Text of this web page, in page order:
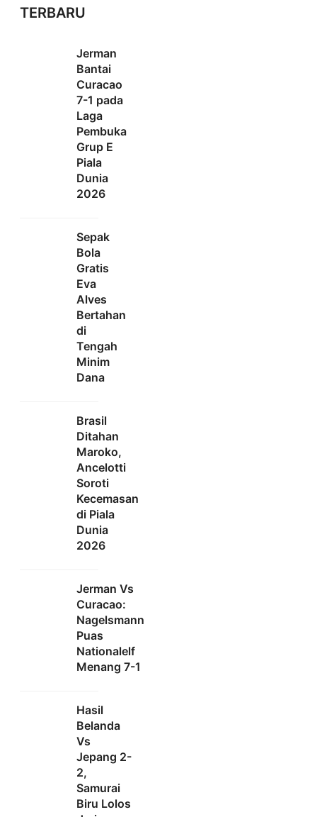
TERBARU
Jerman
Bantai
Curacao
7-1 pada
Laga
Pembuka
Grup E
Piala
Dunia
2026
Sepak
Bola
Gratis
Eva
Alves
Bertahan
di
Tengah
Minim
Dana
Brasil
Ditahan
Maroko,
Ancelotti
Soroti
Kecemasan
di Piala
Dunia
2026
Jerman Vs
Curacao:
Nagelsmann
Puas
Nationalelf
Menang 7-1
Hasil
Belanda
Vs
Jepang 2-
2,
Samurai
Biru Lolos